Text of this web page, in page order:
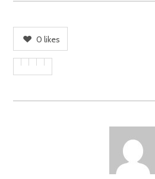
0 likes